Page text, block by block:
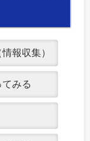
報収集）
みる